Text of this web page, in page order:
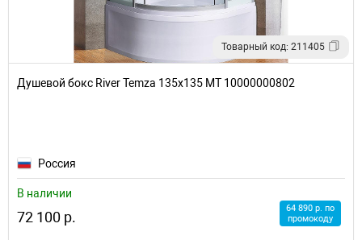
Товарный код: 211405
Душевой бокс River Temza 135x135 МТ 10000000802
Россия
В наличии
72 100 р.
64 890 р. по
промокоду